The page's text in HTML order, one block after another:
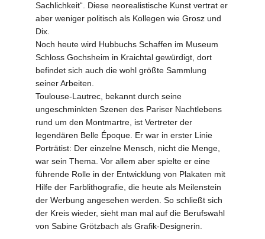
Sachlichkeit“. Diese neorealistische Kunst vertrat er
aber weniger politisch als Kollegen wie Grosz und
Dix.
Noch heute wird Hubbuchs Schaffen im Museum
Schloss Gochsheim in Kraichtal gewürdigt, dort
befindet sich auch die wohl größte Sammlung
seiner Arbeiten.
Toulouse-Lautrec, bekannt durch seine
ungeschminkten Szenen des Pariser Nachtlebens
rund um den Montmartre, ist Vertreter der
legendären Belle Époque. Er war in erster Linie
Porträtist: Der einzelne Mensch, nicht die Menge,
war sein Thema. Vor allem aber spielte er eine
führende Rolle in der Entwicklung von Plakaten mit
Hilfe der Farblithografie, die heute als Meilenstein
der Werbung angesehen werden. So schließt sich
der Kreis wieder, sieht man mal auf die Berufswahl
von Sabine Grötzbach als Grafik-Designerin.